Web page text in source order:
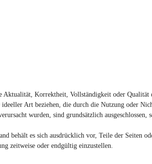
Korrektheit, Vollständigkeit oder Qualität
Art beziehen, die durch die Nutzung oder
wurden, sind grundsätzlich ausgeschlossen,
behält es sich ausdrücklich vor, Teile der Seiten
zeitweise oder endgültig einzustellen.